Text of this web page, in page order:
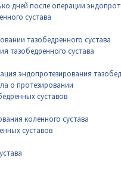
дней после операции
сустава
тазобедренного сустава
тазобедренного сустава
эндопротезирования
о протезировании
суставов
коленного сустава
суставов